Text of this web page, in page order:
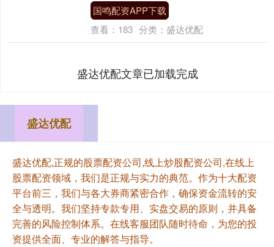
国鸣配资APP下载
查看： 183 分类： 盛达优配
盛达优配文章已加载完成
盛达优配
盛达优配,正规的股票配资公司,线上炒股配资公司,在线上
股票配资领域，我们是正规与实力的典范。作为十大配资
平台前三，我们与各大券商紧密合作，确保资金流转的安
全与透明。我们坚持专款专用、实盘交易的原则，并具备
完善的风险控制体系。在线客服团队随时待命，为您的投
资提供全面、专业的解答与指导。